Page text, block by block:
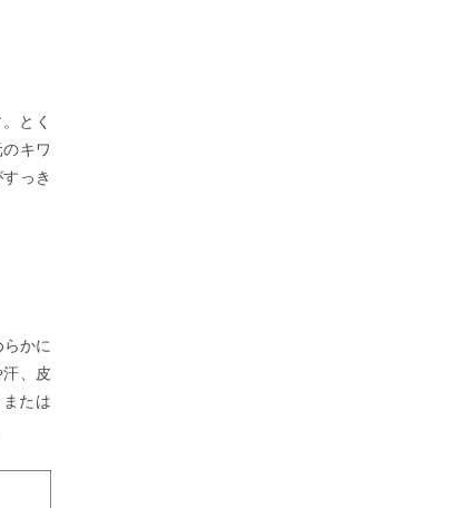
とく
キワ
っき
かに
、皮
たは